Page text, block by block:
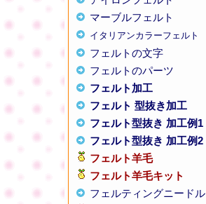
マーブルフェルト
イタリアンカラーフェルト
フェルトの文字
フェルトのパーツ
フェルト加工
フェルト 型抜き加工
フェルト型抜き 加工例1
フェルト型抜き 加工例2
フェルト羊毛
フェルト羊毛キット
フェルティングニードル